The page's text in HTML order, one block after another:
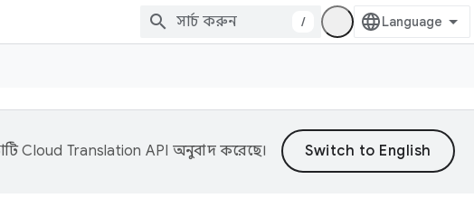
/
Cloud Translation API অনুবাদ করেছে।